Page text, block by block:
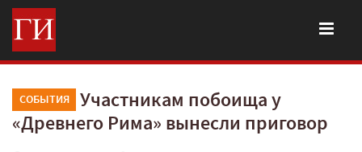
СОБЫТИЯ
Участникам побоища у
«Древнего Рима» вынесли приговор